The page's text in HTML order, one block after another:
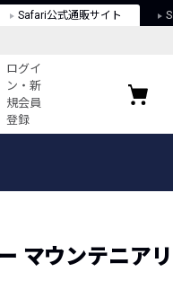
Safari公式通販サイト
ログイ
ン・新
規会員
登録
お気に入り
最近チェッ
マウンテニア